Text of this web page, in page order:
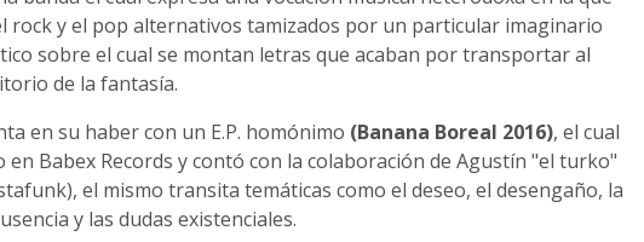
rock y el pop alternativos tamizados por un particular imaginario
sobre el cual se montan letras que acaban por transportar al
de la fantasía.
en su haber con un E.P. homónimo (Banana Boreal 2016), el cual
Babex Records y contó con la colaboración de Agustín "el turko"
el mismo transita temáticas como el deseo, el desengaño, la
y las dudas existenciales.